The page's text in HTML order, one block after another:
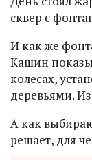
сквер с
И как же
Кашин
колесах,
деревьями.
А как
решает, для